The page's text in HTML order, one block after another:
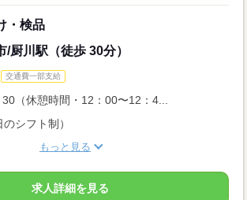
・検品
/厨川駅（徒歩 30分）
交通費一部支給
（休憩時間・12：00〜12：4...
シフト制）
もっと見る
求人詳細を見る